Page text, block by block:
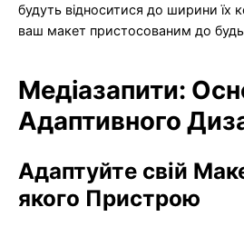
будуть відноситися до ширини їх
ваш макет пристосованим до
Медіазапити:
Адаптивного
Адаптуйте свій
якого Пристрою